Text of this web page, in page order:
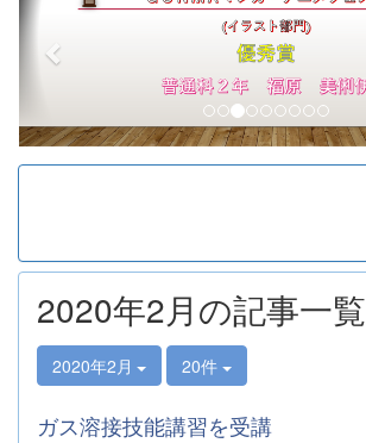
e
v
o
u
2020年2月の記事一覧
2020年2月 20件
ガス溶接技能講習を受講